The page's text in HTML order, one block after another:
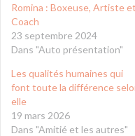
Romina : Boxeuse, Artiste et
Coach
23 septembre 2024
Dans "Auto présentation"
Les qualités humaines qui
font toute la différence
elle
19 mars 2026
Dans "Amitié et les autres"